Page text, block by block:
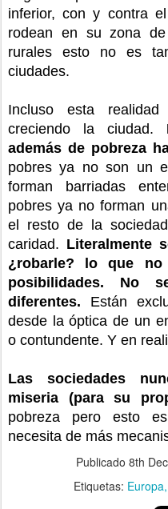
inferior, con y contra
rodean en su zona
rurales esto no es
ciudades.
Incluso esta
creciendo la ciudad.
además de pobreza
pobres ya no son un
forman barriadas
pobres ya no forman
el resto de la
caridad. Literalmente
¿robarle? lo que no
posibilidades. No
diferentes. Están
desde la óptica de un
o contundente. Y en
Las sociedades
miseria (para su
pobreza pero esto
necesita de más
Publicado 8th
Etiquetas: Europa